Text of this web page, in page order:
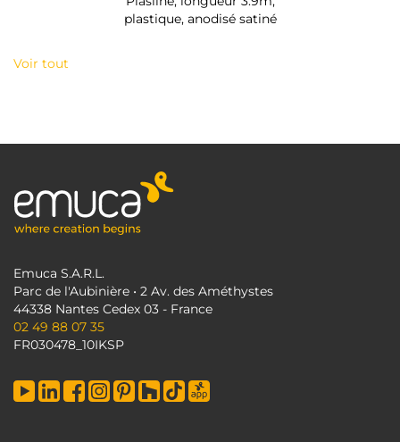
plastique, anodisé satiné
Voir tout
Emuca S.A.R.L.
Parc de l'Aubinière • 2 Av. des Améthystes
44338 Nantes Cedex 03 - France
02 49 88 07 35
FR030478_10IKSP